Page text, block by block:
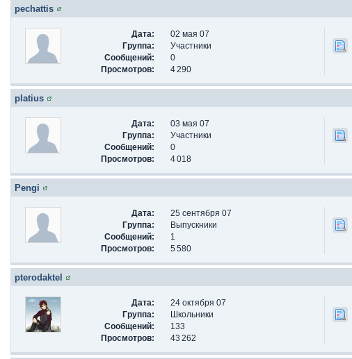
pechattis
Дата:
02 мая 07
Группа:
Участники
Сообщений:
0
Просмотров:
4 290
platius
Дата:
03 мая 07
Группа:
Участники
Сообщений:
0
Просмотров:
4 018
Pengi
Дата:
25 сентября 07
Группа:
Выпускники
Сообщений:
1
Просмотров:
5 580
pterodaktel
Дата:
24 октября 07
Группа:
Школьники
Сообщений:
133
Просмотров:
43 262